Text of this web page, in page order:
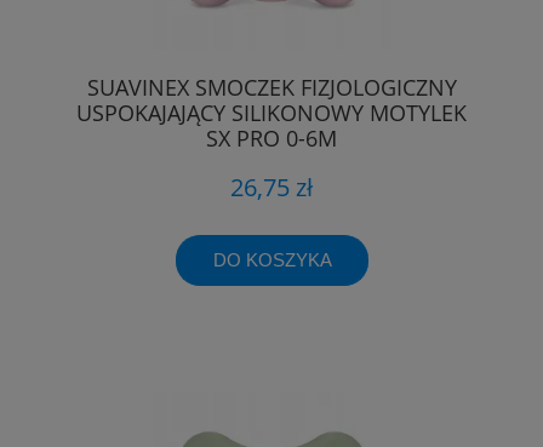
SUAVINEX SMOCZEK FIZJOLOGICZNY
USPOKAJAJĄCY SILIKONOWY MOTYLEK
SX PRO 0-6M
26,75 zł
DO KOSZYKA